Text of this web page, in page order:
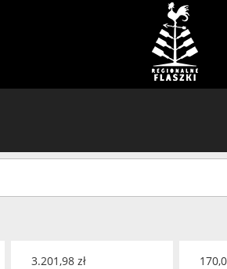
3.201,98 zł